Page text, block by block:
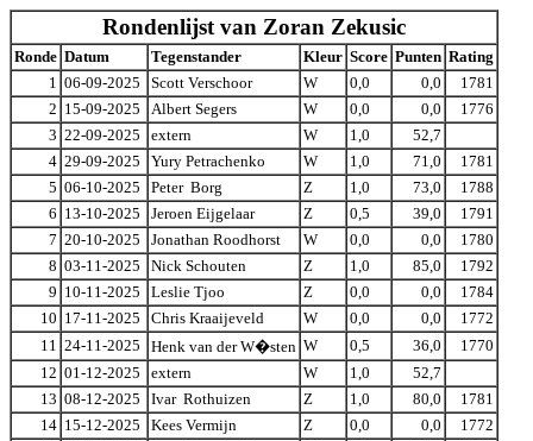
Rondenlijst van Zoran Zekusic
Ronde Datum Tegenstander Kleur Score Punten Rating
1 06-09-2025 Scott Verschoor W 0,0 0,0
1781
2 15-09-2025 Albert Segers W 0,0 0,0
1776
3 22-09-2025 extern W 1,0
52,7
4 29-09-2025 Yury Petrachenko W 1,0 71,0
1781
5 06-10-2025 Peter Borg Z 1,0 73,0
1788
6 13-10-2025 Jeroen Eijgelaar Z 0,5 39,0
1791
7 20-10-2025 Jonathan Roodhorst W 0,0 0,0
1780
8 03-11-2025 Nick Schouten Z 1,0 85,0
1792
9 10-11-2025 Leslie Tjoo Z 0,0 0,0
1784
10 17-11-2025 Chris Kraaijeveld W 0,0 0,0
1772
11 24-11-2025 Henk van der W�sten W 0,5 36,0
1770
12 01-12-2025 extern W 1,0
52,7
13 08-12-2025 Ivar Rothuizen Z 1,0 80,0
1781
14 15-12-2025 Kees Vermijn Z 0,0 0,0
1772